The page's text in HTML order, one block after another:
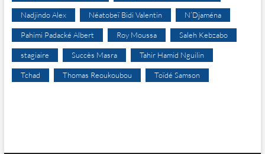
Nadjindo Alex Néatobeï Bidi Valentin N’Djaména
Pahimi Padacké Albert Roy Moussa Saleh Kebzabo
stagiaire Succès Masra Tahir Hamid Nguilin
Tchad Thomas Reoukoubou Toïdé Samson